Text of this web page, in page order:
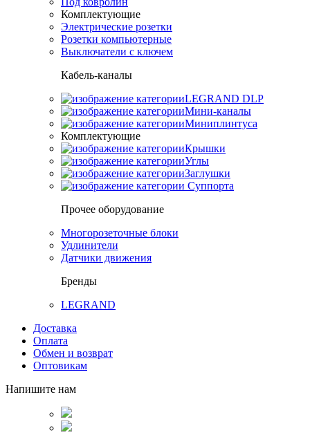
Комплектующие
Электрические розетки
Розетки компьютерные
Выключатели с ключем
Кабель-каналы
LEGRAND DLP
Мини-каналы
Миниплинтуса
Комплектующие
Крышки
Углы
Заглушки
Суппорта
Прочее оборудование
Многорозеточные блоки
Удлинители
Датчики движения
Бренды
LEGRAND
Доставка
Оплата
Обмен и возврат
Оптовикам
Напишите нам